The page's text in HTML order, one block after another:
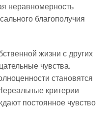
неравномерность
благополучия
жизни с других
чувства.
становятся
критерии
постоянное чувство